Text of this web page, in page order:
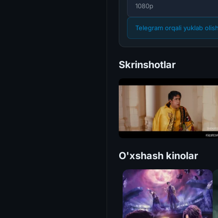
1080p
Telegram orqali yuklab
Skrinshotlar
O'xshash kinolar